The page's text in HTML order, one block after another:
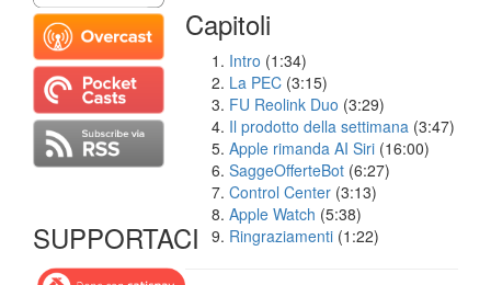
SUPPORTACI
Capitoli
Intro (1:34)
La PEC (3:15)
FU Reolink Duo (3:29)
Il prodotto della settimana (3:47)
Apple rimanda AI Siri (16:00)
SaggeOfferteBot (6:27)
Control Center (3:13)
Apple Watch (5:38)
Ringraziamenti (1:22)